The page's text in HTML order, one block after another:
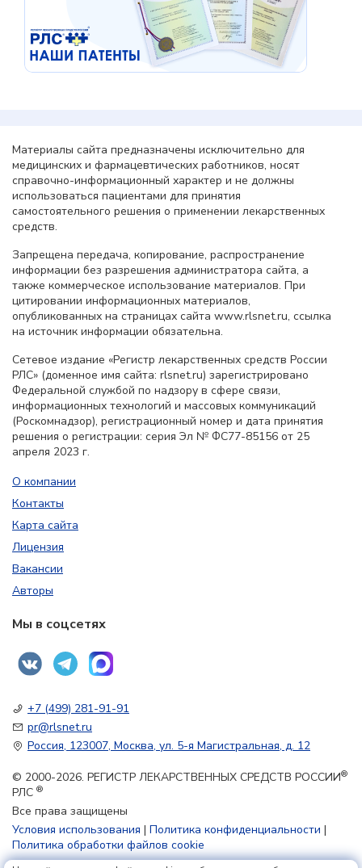
Материалы сайта предназначены исключительно для
медицинских и фармацевтических работников, носят
справочно-информационный характер и не должны
использоваться пациентами для принятия
самостоятельного решения о применении лекарственных
средств.
Запрещена передача, копирование, распространение
информации без разрешения администратора сайта, а
также коммерческое использование материалов. При
цитировании информационных материалов,
опубликованных на страницах сайта www.rlsnet.ru, ссылка
на источник информации обязательна.
Сетевое издание «Регистр лекарственных средств России
РЛС» (доменное имя сайта: rlsnet.ru) зарегистрировано
Федеральной службой по надзору в сфере связи,
информационных технологий и массовых коммуникаций
(Роскомнадзор), регистрационный номер и дата принятия
решения о регистрации: серия Эл № ФС77-85156 от 25
апреля 2023 г.
О компании
Контакты
Карта сайта
Лицензия
Вакансии
Авторы
Мы в соцсетях
+7 (499) 281-91-91
pr@rlsnet.ru
Россия, 123007, Москва, ул. 5-я Магистральная, д. 12
© 2000-2026. РЕГИСТР ЛЕКАРСТВЕННЫХ СРЕДСТВ РОССИИ®
РЛС ®
Все права защищены
Условия использования | Политика конфиденциальности |
Политика обработки файлов cookie